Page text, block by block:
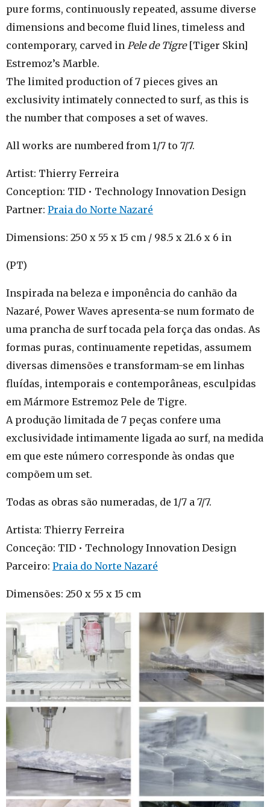
pure forms, continuously repeated, assume diverse
dimensions and become fluid lines, timeless and
contemporary, carved in Pele de Tigre[Tiger Skin]
Estremoz’s Marble.
The limited production of 7 pieces gives an
exclusivity intimately connected to surf, as this is
the number that composes a set of waves.
All works are numbered from 1/7 to 7/7.
Artist: Thierry Ferreira
Conception: TID • Technology Innovation Design
Partner: Praia do Norte Nazaré
Dimensions: 250 x 55 x 15 cm / 98.5 x 21.6 x 6 in
(PT)
Inspirada na beleza e imponência do canhão da
Nazaré, Power Waves apresenta-se num formato de
uma prancha de surf tocada pela força das ondas. As
formas puras, continuamente repetidas, assumem
diversas dimensões e transformam-se em linhas
fluídas, intemporais e contemporâneas, esculpidas
em Mármore Estremoz Pele de Tigre.
A produção limitada de 7 peças confere uma
exclusividade intimamente ligada ao surf, na medida
em que este número corresponde às ondas que
compõem um set.
Todas as obras são numeradas, de 1/7 a 7/7.
Artista: Thierry Ferreira
Conceção: TID • Technology Innovation Design
Parceiro: Praia do Norte Nazaré
Dimensões: 250 x 55 x 15 cm